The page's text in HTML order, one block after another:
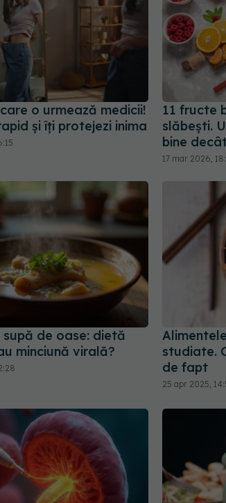
o urmează medicii!
și îți protejezi inima
11 fructe
slăbești.
bine
17 mar 2026,
de oase: dietă
minciună virală?
studiate.
de fapt
25 apr 2025,